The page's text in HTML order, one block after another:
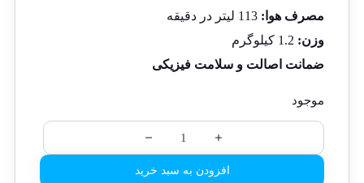
مصرف هوا:
وزن:
ضمانت اصالت و سلامت فیزیکی
موجود
افزودن به سبد خرید